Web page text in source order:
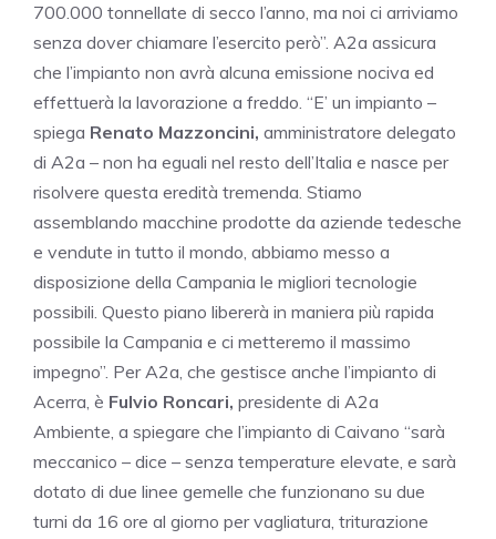
700.000 tonnellate di secco l’anno, ma noi ci arriviamo
senza dover chiamare l’esercito però”. A2a assicura
che l’impianto non avrà alcuna emissione nociva ed
effettuerà la lavorazione a freddo. “E’ un impianto –
spiega Renato Mazzoncini, amministratore delegato
di A2a – non ha eguali nel resto dell’Italia e nasce per
risolvere questa eredità tremenda. Stiamo
assemblando macchine prodotte da aziende tedesche
e vendute in tutto il mondo, abbiamo messo a
disposizione della Campania le migliori tecnologie
possibili. Questo piano libererà in maniera più rapida
possibile la Campania e ci metteremo il massimo
impegno”. Per A2a, che gestisce anche l’impianto di
Acerra, è Fulvio Roncari, presidente di A2a
Ambiente, a spiegare che l’impianto di Caivano “sarà
meccanico – dice – senza temperature elevate, e sarà
dotato di due linee gemelle che funzionano su due
turni da 16 ore al giorno per vagliatura, triturazione